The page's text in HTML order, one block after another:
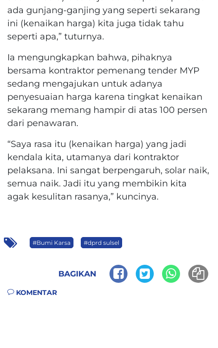
ada gunjang-ganjing yang seperti sekarang
ini (kenaikan harga) kita juga tidak tahu
seperti apa,” tuturnya.
Ia mengungkapkan bahwa, pihaknya
bersama kontraktor pemenang tender MYP
sedang mengajukan untuk adanya
penyesuaian harga karena tingkat kenaikan
sekarang memang hampir di atas 100 persen
dari penawaran.
“Saya rasa itu (kenaikan harga) yang jadi
kendala kita, utamanya dari kontraktor
pelaksana. Ini sangat berpengaruh, solar naik,
semua naik. Jadi itu yang membikin kita
agak kesulitan rasanya,” kuncinya.
#Bumi Karsa #dprd sulsel
BAGIKAN
KOMENTAR